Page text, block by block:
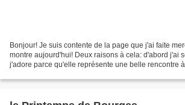
Bonjour! Je suis contente de la page que j'ai faite
montre aujourd'hui! Deux raisons à cela: d'abord j'ai
j'adore parce qu'elle représente une belle rencontre